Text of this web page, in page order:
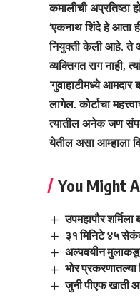
कमालीची अप्रतिष्ठा
‘एकनाथ शिंदे हे आता
नियुक्ती केली आहे. ते
व्यक्तिगत राग नाही,
‘गुवाहाटीमध्ये
लागेल. कोर्टाचा
त्यातील अनेक जण
येतील असा आम्हाला
You Might
उपमहापौर
३१ मिनिटे ४५
अल्पवयीन
भोर
जुनी पीएफ खाती